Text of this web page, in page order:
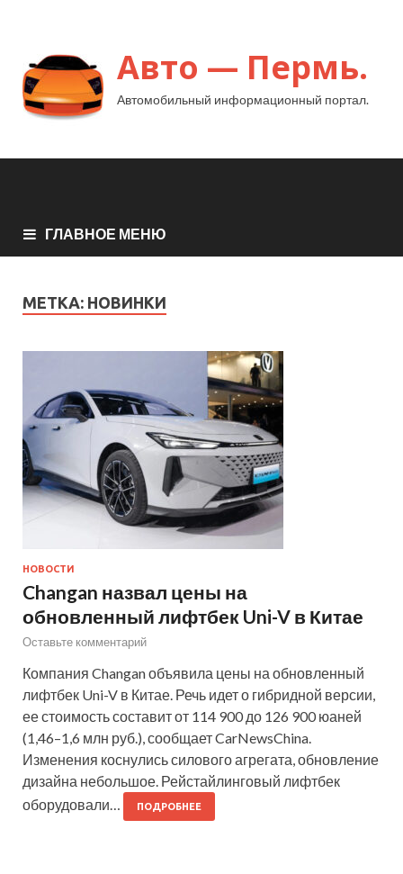
Авто — Пермь.
Автомобильный информационный портал.
ГЛАВНОЕ МЕНЮ
МЕТКА: НОВИНКИ
НОВОСТИ
Changan назвал цены на
обновленный лифтбек Uni-V в Китае
Оставьте комментарий
Компания Changan объявила цены на обновленный
лифтбек Uni-V в Китае. Речь идет о гибридной версии,
ее стоимость составит от 114 900 до 126 900 юаней
(1,46–1,6 млн руб.), сообщает CarNewsChina.
Изменения коснулись силового агрегата, обновление
дизайна небольшое. Рейстайлинговый лифтбек
оборудовали…
ПОДРОБНЕЕ